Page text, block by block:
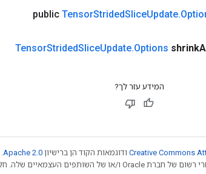
public TensorStridedSliceUpdate.
TensorStridedSliceUpdate.Options shrink
המידע עזר לך?
Creative Commons ודוגמאות הקוד הן ברישיון Apache 2.0